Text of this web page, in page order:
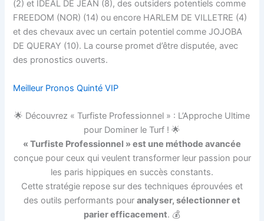
(2) et IDEAL DE JEAN (8), des outsiders potentiels comme
FREEDOM (NOR) (14) ou encore HARLEM DE VILLETRE (4)
et des chevaux avec un certain potentiel comme JOJOBA
DE QUERAY (10). La course promet d’être disputée, avec
des pronostics ouverts.
Meilleur Pronos Quinté VIP
🌟 Découvrez « Turfiste Professionnel » : L’Approche Ultime
pour Dominer le Turf ! 🌟
« Turfiste Professionnel » est une méthode avancée
conçue pour ceux qui veulent transformer leur passion pour
les paris hippiques en succès constants.
Cette stratégie repose sur des techniques éprouvées et
des outils performants pour analyser, sélectionner et
parier efficacement. 💰